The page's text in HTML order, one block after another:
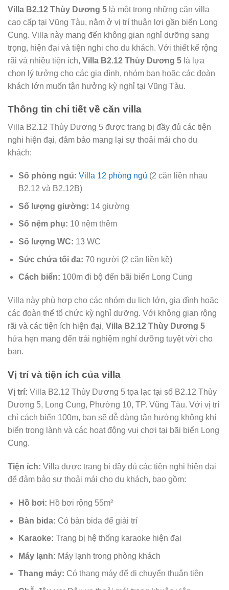
Villa B2.12 Thùy Dương 5 là một trong những căn villa
cao cấp tại Vũng Tàu, nằm ở vị trí thuận lợi gần biển Long
Cung. Villa này mang đến không gian nghỉ dưỡng sang
trọng, hiện đại và tiện nghi cho du khách. Với thiết kế rộng
rãi và nhiều tiện ích, Villa B2.12 Thùy Dương 5 là lựa
chọn lý tưởng cho các gia đình, nhóm bạn hoặc các đoàn
khách lớn muốn tận hưởng kỳ nghỉ tại Vũng Tàu.
Thông tin chi tiết về căn villa
Villa B2.12 Thùy Dương 5 được trang bị đầy đủ các tiện
nghi hiện đại, đảm bảo mang lại sự thoải mái cho du
khách:
Số phòng ngủ: Villa 12 phòng ngủ (2 căn liền nhau
B2.12 và B2.12B)
Số lượng giường: 14 giường
Số nệm phụ: 10 nệm thêm
Số lượng WC: 13 WC
Sức chứa tối đa: 70 người (2 căn liền kề)
Cách biển: 100m đi bộ đến bãi biển Long Cung
Villa này phù hợp cho các nhóm du lịch lớn, gia đình hoặc
các đoàn thể tổ chức kỳ nghỉ dưỡng. Với không gian rộng
rãi và các tiện ích hiện đại, Villa B2.12 Thùy Dương 5
hứa hẹn mang đến trải nghiệm nghỉ dưỡng tuyệt vời cho
bạn.
Vị trí và tiện ích của villa
Vị trí: Villa B2.12 Thùy Dương 5 tọa lạc tại số B2.12 Thùy
Dương 5, Long Cung, Phường 10, TP. Vũng Tàu. Với vị trí
chỉ cách biển 100m, bạn sẽ dễ dàng tận hưởng không khí
biển trong lành và các hoạt động vui chơi tại bãi biển Long
Cung.
Tiện ích: Villa được trang bị đầy đủ các tiện nghi hiện đại
để đảm bảo sự thoải mái cho du khách, bao gồm:
Hồ bơi: Hồ bơi rộng 55m²
Bàn bida: Có bàn bida để giải trí
Karaoke: Trang bị hệ thống karaoke hiện đại
Máy lạnh: Máy lạnh trong phòng khách
Thang máy: Có thang máy để di chuyển thuận tiện